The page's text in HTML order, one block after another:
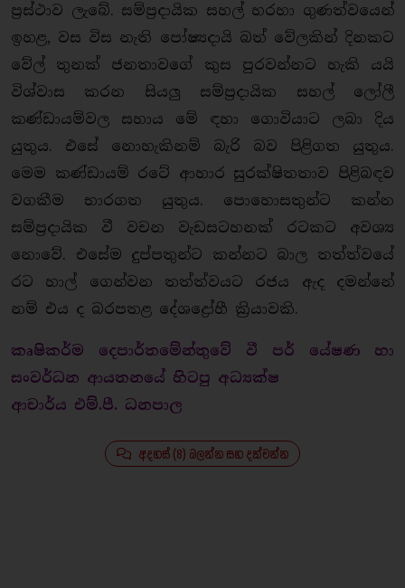
ප්‍රස්ථාව ලැබේ. සම්ප්‍රදායික සහල් හරහා ගුණත්වයෙන්
ඉහළ, වස විස නැති පෝෂ්‍යදායි බත් වේලකින් දිනකට
වේල් තුනක් ජනතාවගේ කුස පුරවන්නට හැකි යයි
විශ්වාස කරන සියලු සම්ප්‍රදායික සහල් ලෝලී
කණ්ඩායම්වල සහාය මේ ඳහා ගොවියාට ලබා දිය
යුතුය. එසේ නොහැකිනම් බැරි බව පිළිගත යුතුය.
මෙම කණ්ඩායම් රටේ ආහාර සුරක්ෂිතතාව පිළිබඳව
වගකීම භාරගත යුතුය. පොහොසතුන්ට කන්න
සම්ප්‍රදායික වී වචන වැඩසටහනක් රටකට අවශ්‍ය
නොවේ. එසේම දුප්පතුන්ට කන්නට බාල තත්ත්වයේ
රට හාල් ගෙන්වන තත්ත්වයට රජය ඇද දමන්නේ
නම් එය ද බරපතළ දේශද්‍රෝහී ක්‍රියාවකි.
කෘෂිකර්ම දෙපාර්තමේන්තුවේ වී පර් යේෂණ හා
සංවර්ධන ආයතනයේ හිටපු අධ්‍යක්ෂ
ආචාර්ය එම්.පී. ධනපාල
අදහස් (8) බලන්න සහ දක්වන්න